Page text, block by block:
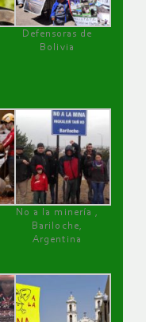
Defensoras de
Bolivia
No a la minería ,
Bariloche,
Argentina